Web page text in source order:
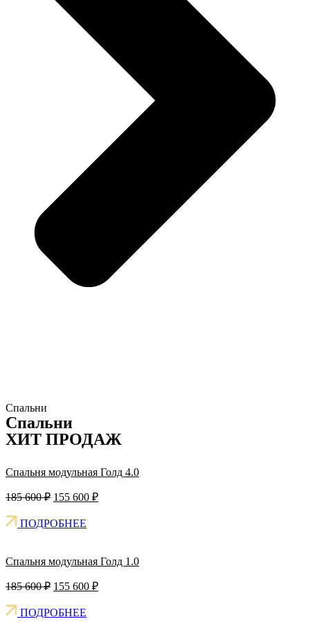
Спальни
Спальни
ХИТ ПРОДАЖ
Спальня модульная Голд 4.0
185 600₽ Original
was:
185
155 600 ₽Current
ПОДРОБНЕЕ
Спальня модульная Голд 1.0
185 600₽ Original
was:
185
155 600 ₽Current
ПОДРОБНЕЕ